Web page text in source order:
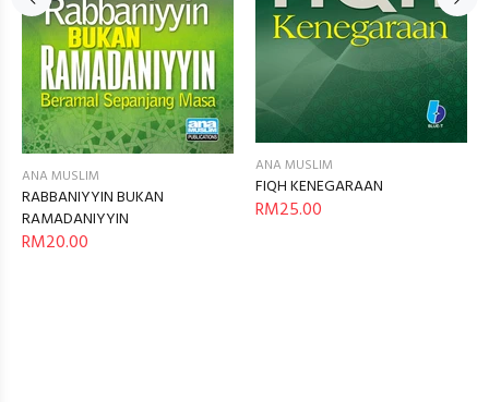
ANA MUSLIM
RABBANIYYIN BUKAN
RAMADANIYYIN
RM20.00
ANA MUSLIM
FIQH KENEGARAAN
RM25.00